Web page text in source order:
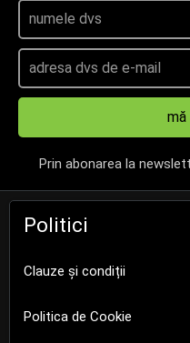
mă
Prin abonarea la
Politici
Clauze și condiții
Politica de Cookie